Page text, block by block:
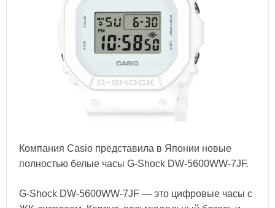
Компания Casio представила в Японии новые
полностью белые часы G-Shock DW-5600WW-7JF.
G-Shock DW-5600WW-7JF — это цифровые часы с